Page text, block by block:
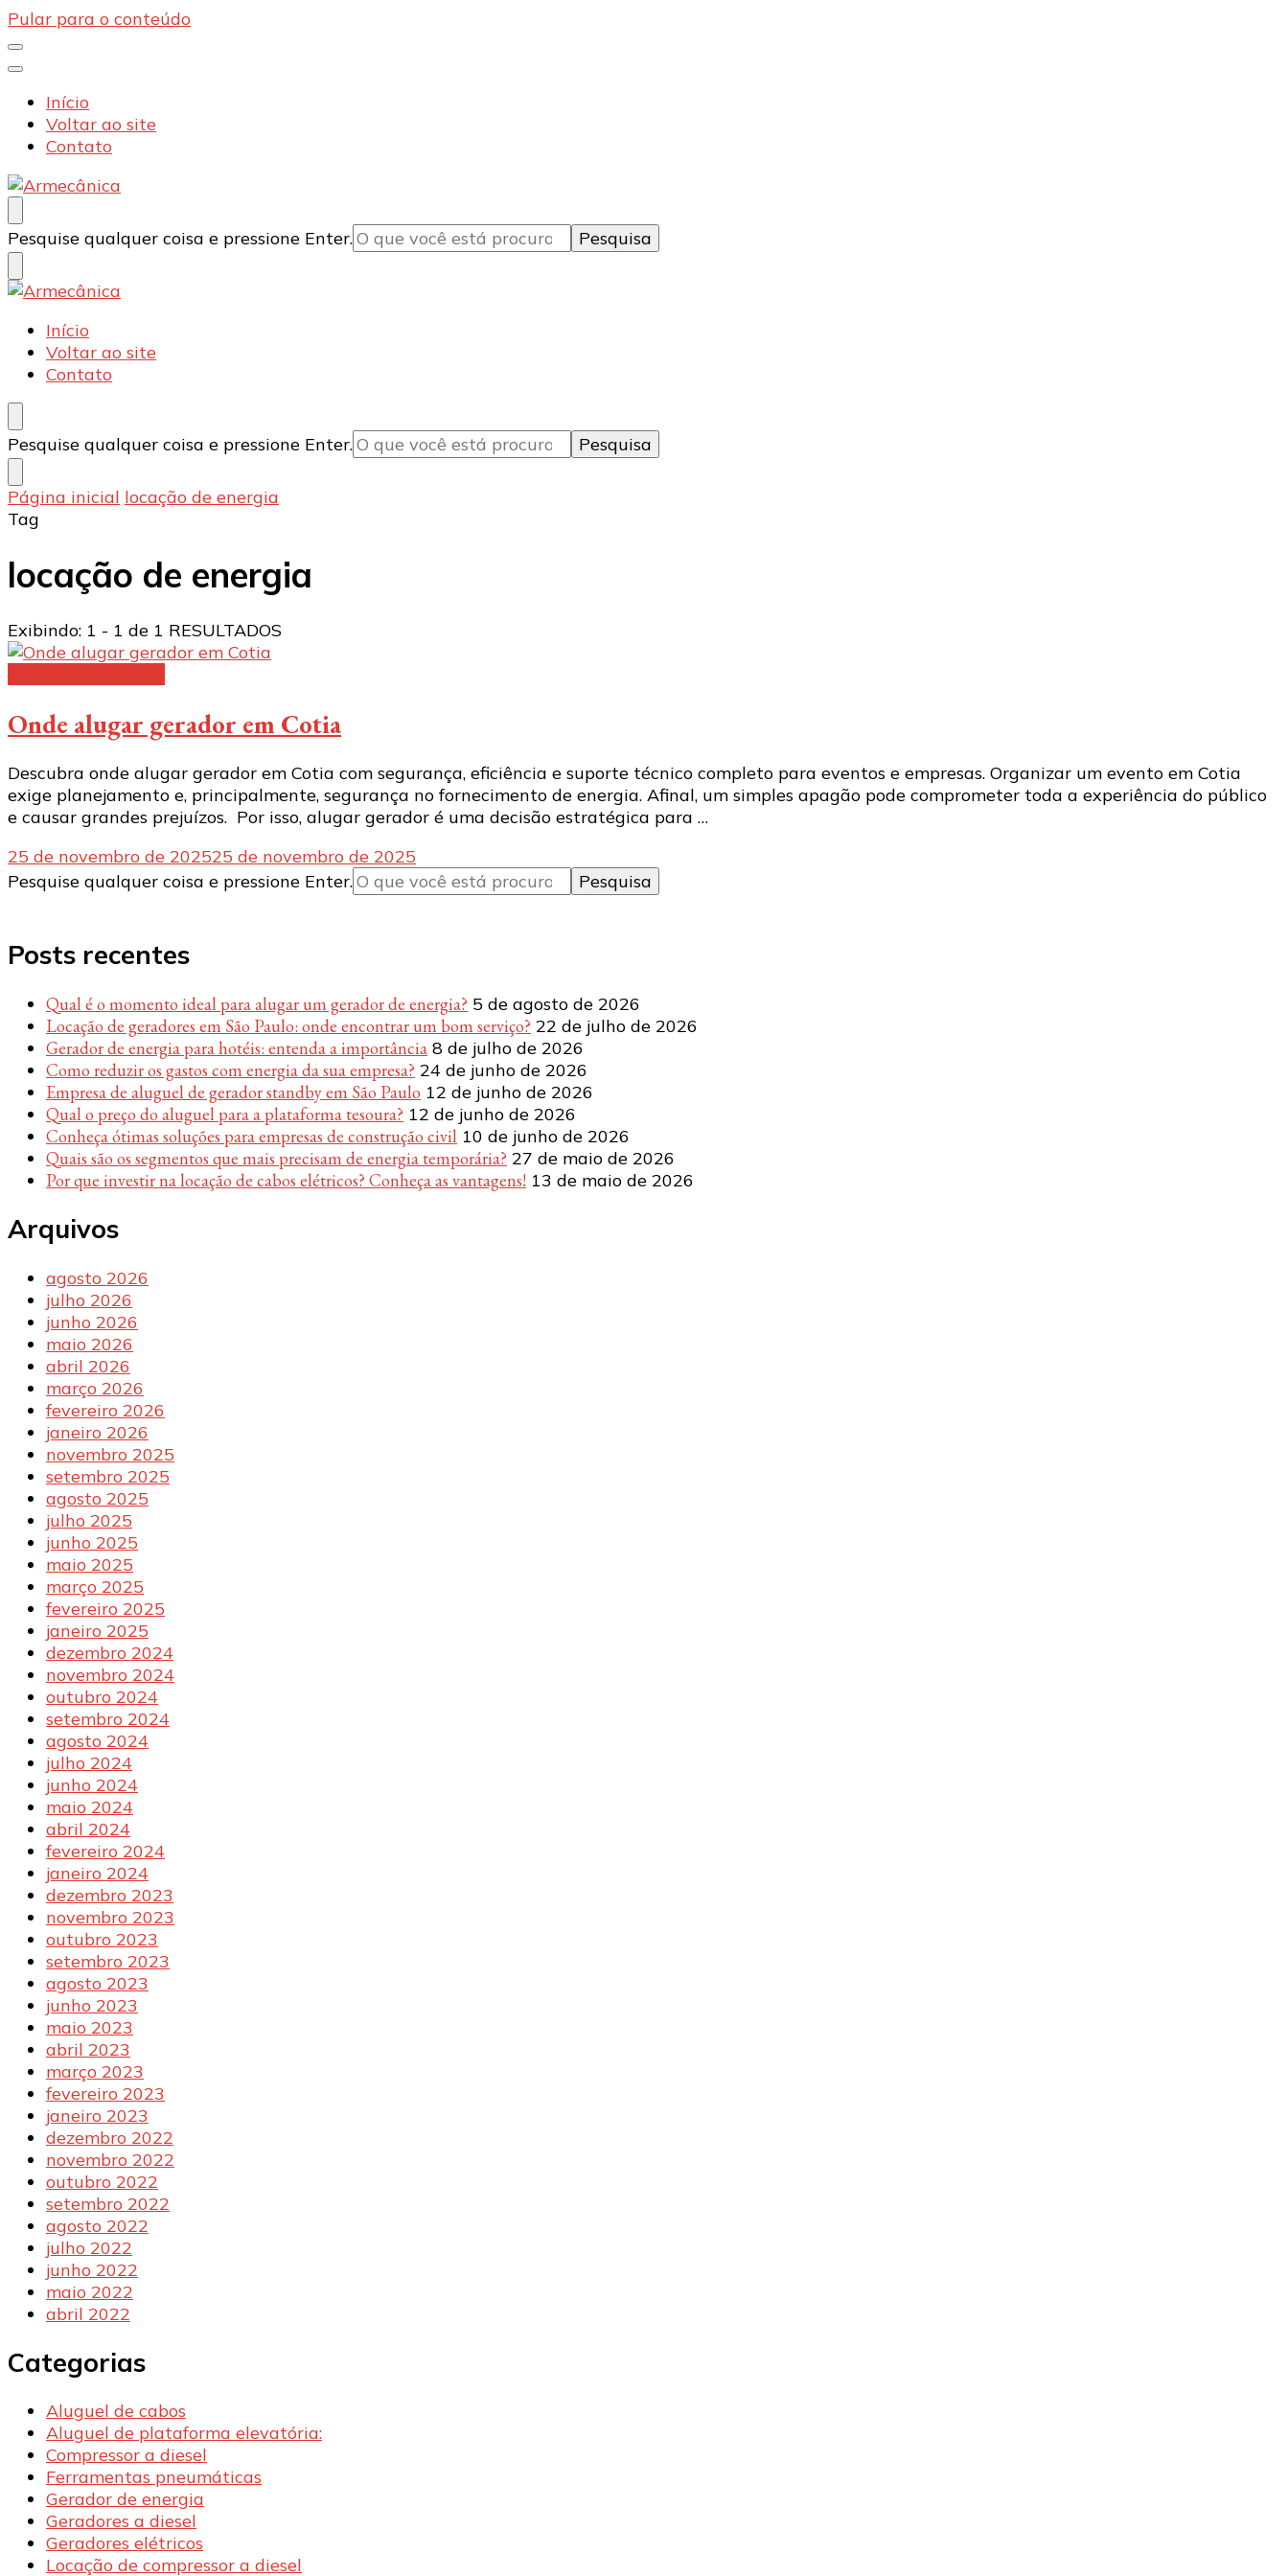
Pular para o conteúdo
Início
Voltar ao site
Contato
Armecânica
Blog
Procurando
algo?
Pesquise qualquer coisa e pressione Enter.
Armecânica
Blog
Início
Voltar ao site
Contato
Procurando
algo?
Pesquise qualquer coisa e pressione Enter.
Página inicial locação de energia
Tag
locação de energia
Exibindo: 1 - 1 de 1 RESULTADOS
Onde alugar gerador em Cotia
Descubra onde alugar gerador em Cotia com segurança, eficiência e suporte técnico completo para eventos e empresas. Organizar um evento em Cotia
exige planejamento e, principalmente, segurança no fornecimento de energia. Afinal, um simples apagão pode comprometer toda a experiência do público
e causar grandes prejuízos. Por isso, alugar gerador é uma decisão estratégica para …
25 de novembro de 202525 de novembro de 2025
Procurando
Pesquise qualquer coisa e pressione Enter.
Posts recentes
Qual é o momento ideal para alugar um gerador de energia? 5 de agosto de 2026
Locação de geradores em São Paulo: onde encontrar um bom serviço? 22 de julho de 2026
Gerador de energia para hotéis: entenda a importância 8 de julho de 2026
Como reduzir os gastos com energia da sua empresa? 24 de junho de 2026
Empresa de aluguel de gerador standby em São Paulo 12 de junho de 2026
Qual o preço do aluguel para a plataforma tesoura? 12 de junho de 2026
Conheça ótimas soluções para empresas de construção civil 10 de junho de 2026
Quais são os segmentos que mais precisam de energia temporária? 27 de maio de 2026
Por que investir na locação de cabos elétricos? Conheça as vantagens! 13 de maio de 2026
Arquivos
agosto 2026
julho 2026
junho 2026
maio 2026
abril 2026
março 2026
fevereiro 2026
janeiro 2026
novembro 2025
setembro 2025
agosto 2025
julho 2025
junho 2025
maio 2025
março 2025
fevereiro 2025
janeiro 2025
dezembro 2024
novembro 2024
outubro 2024
setembro 2024
agosto 2024
julho 2024
junho 2024
maio 2024
abril 2024
fevereiro 2024
janeiro 2024
dezembro 2023
novembro 2023
outubro 2023
setembro 2023
agosto 2023
junho 2023
maio 2023
abril 2023
março 2023
fevereiro 2023
janeiro 2023
dezembro 2022
novembro 2022
outubro 2022
setembro 2022
agosto 2022
julho 2022
junho 2022
maio 2022
abril 2022
Categorias
Aluguel de cabos
Aluguel de plataforma elevatória:
Compressor a diesel
Ferramentas pneumáticas
Gerador de energia
Geradores a diesel
Geradores elétricos
Locação de compressor a diesel